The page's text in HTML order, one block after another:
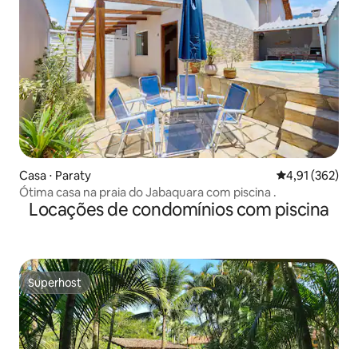
Casa ⋅ Paraty 4,91 de uma
4,91 (362)
Ótima casa na praia do Jabaquara com piscina .
Locações de condomínios com piscina
Superhost
Superhost